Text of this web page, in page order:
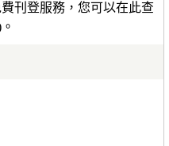
刊登服務，您可以在此查